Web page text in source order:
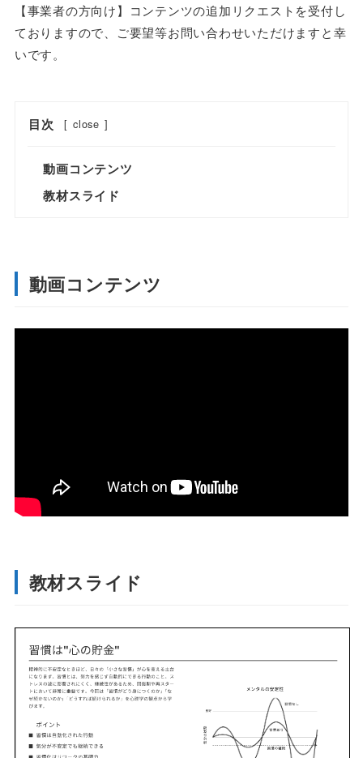
【事業者の方向け】コンテンツの追加リクエストを受付し
ておりますので、ご要望等お問い合わせいただけますと幸
いです。
目次 [ close ]
動画コンテンツ
教材スライド
動画コンテンツ
教材スライド